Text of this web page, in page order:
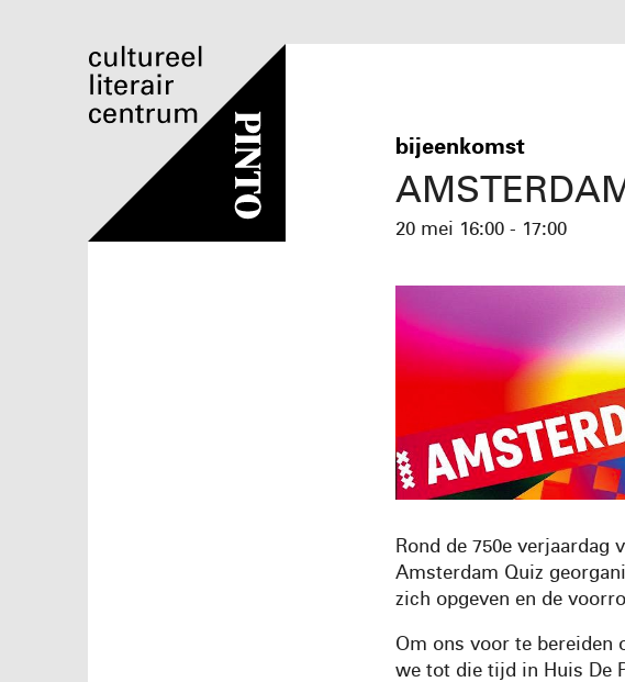
bijeenkomst
20 mei 16:00 - 17:00
Rond de 750e
Amsterdam Quiz
zich opgeven en de
Om ons voor te bereiden
we tot die tijd in Huis De